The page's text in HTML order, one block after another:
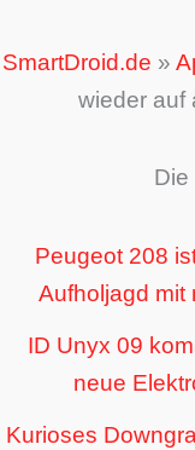
SmartDroid.de »
wieder auf
Die
Peugeot 208
Aufholjagd mit
ID Unyx 09
neue
Kurioses